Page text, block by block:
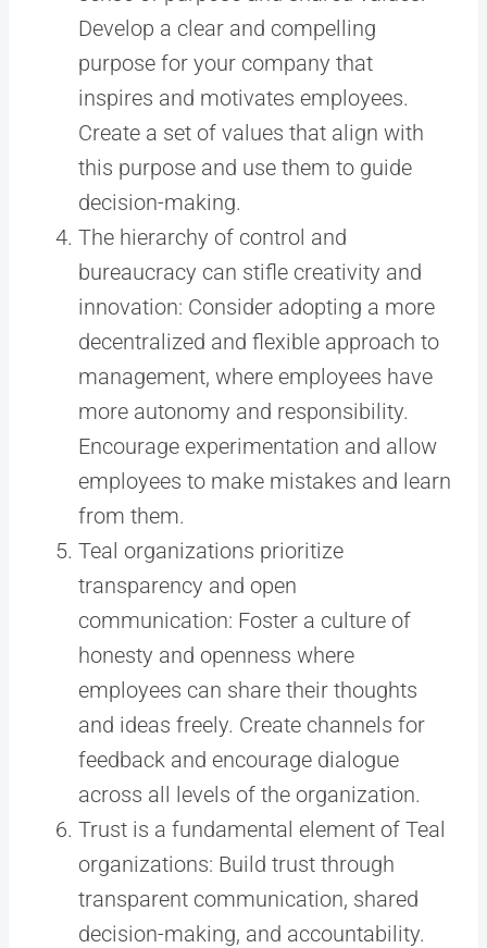
Develop a clear and compelling
purpose for your company that
inspires and motivates employees.
Create a set of values that align with
this purpose and use them to guide
decision-making.
The hierarchy of control and
bureaucracy can stifle creativity and
innovation: Consider adopting a more
decentralized and flexible approach to
management, where employees have
more autonomy and responsibility.
Encourage experimentation and allow
employees to make mistakes and learn
from them.
Teal organizations prioritize
transparency and open
communication: Foster a culture of
honesty and openness where
employees can share their thoughts
and ideas freely. Create channels for
feedback and encourage dialogue
across all levels of the organization.
Trust is a fundamental element of Teal
organizations: Build trust through
transparent communication, shared
decision-making, and accountability.